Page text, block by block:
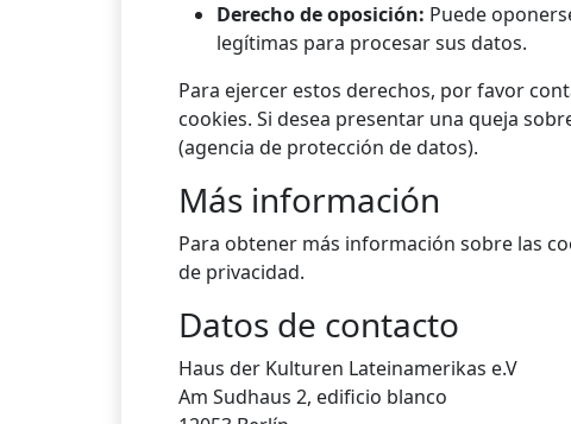
Derecho de oposición: Puede
legítimas para procesar sus datos.
Para ejercer estos derechos, por favor
cookies. Si desea presentar una queja
(agencia de protección de datos).
Más información
Para obtener más información sobre las
de privacidad.
Datos de contacto
Haus der Kulturen Lateinamerikas e.V
Am Sudhaus 2, edificio blanco